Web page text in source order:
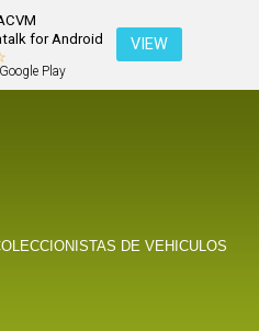
for Android
Play
VIEW
DE VEHICULOS